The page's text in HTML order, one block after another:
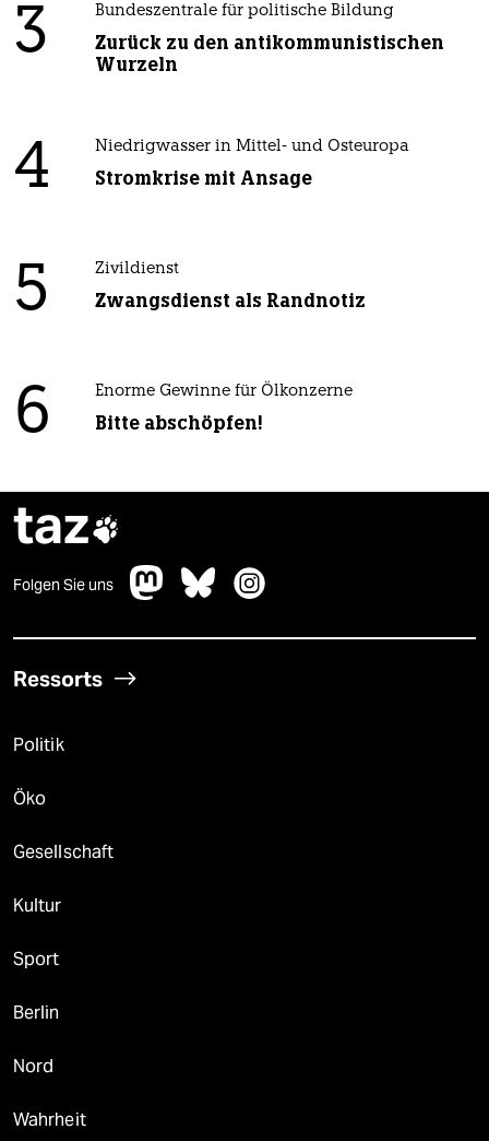
3 Bundeszentrale für politische Bildung
Zurück zu den antikommunistischen
Wurzeln
4 Niedrigwasser in Mittel- und Osteuropa
Stromkrise mit Ansage
5 Zivildienst
Zwangsdienst als Randnotiz
6 Enorme Gewinne für Ölkonzerne
Bitte abschöpfen!
taz
Folgen Sie uns
Ressorts
Politik
Öko
Gesellschaft
Kultur
Sport
Berlin
Nord
Wahrheit